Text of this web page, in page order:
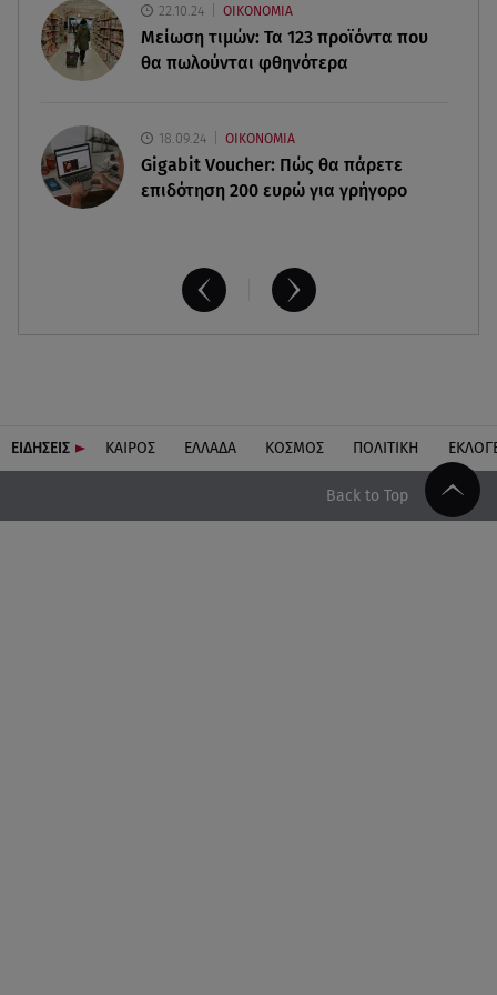
22.10.24 ΟΙΚΟΝΟΜΙΑ
Μείωση τιμών: Τα 123 προϊόντα που
θα πωλούνται φθηνότερα
18.09.24 ΟΙΚΟΝΟΜΙΑ
Gigabit Voucher: Πώς θα πάρετε
επιδότηση 200 ευρώ για γρήγορο
ΕΙΔΗΣΕΙΣ ΚΑΙΡΟΣ ΕΛΛΑΔΑ ΚΟΣΜΟΣ ΠΟΛΙΤΙΚΗ
Back to Top